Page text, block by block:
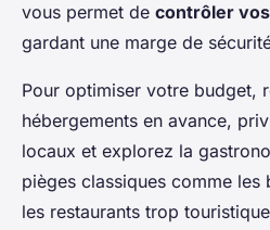
vous permet de contrôler
gardant une marge de
Pour optimiser votre budget,
hébergements en avance,
locaux et explorez la
pièges classiques comme
les restaurants trop